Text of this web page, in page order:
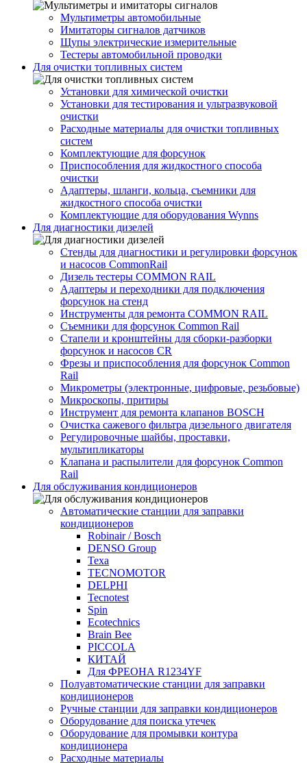
Мультиметры автомобильные
Имитаторы сигналов датчиков
Щупы электрические измерительные
Тестеры автомобильной проводки
Для очистки топливных систем
Установки для химической очистки
Установки для тестирования и ультразвуковой
очистки
Расходные материалы для очистки топливных
систем
Комплектующие для форсунок
Приспособления для жидкостного способа
очистки
Адаптеры, шланги, кольца, съемники для
жидкостного способа очистки
Комплектующие для оборудования Wynns
Для диагностики дизелей
Стенды для диагностики и регулировки форсунок
и насосов CommonRail
Дизель тестеры COMMON RAIL
Адаптеры и переходники для подключения
форсунок на стенд
Инструменты для ремонта COMMON RAIL
Съемники для форсунок Common Rail
Стапели и кронштейны для сборки-разборки
форсунок и насосов CR
Фрезы и приспособления для форсунок Common
Rail
Микрометры (электронные, цифровые, резьбовые)
Микроскопы, притиры
Инструмент для ремонта клапанов BOSCH
Очистка сажевого фильтра дизельного двигателя
Регулировочные шайбы, проставки,
мультипликаторы
Клапана и распылители для форсунок Common
Rаil
Для обслуживания кондиционеров
Автоматические станции для заправки
кондиционеров
Robinair / Bosch
DENSO Group
Texa
TECNOMOTOR
DELPHI
Tecnotest
Spin
Ecotechnics
Brain Bee
PICCOLA
КИТАЙ
Для ФРЕОНА R1234YF
Полуавтоматические станции для заправки
кондиционеров
Ручные станции для заправки кондиционеров
Оборудование для поиска утечек
Оборудование для промывки контура
кондиционера
Расходные материалы